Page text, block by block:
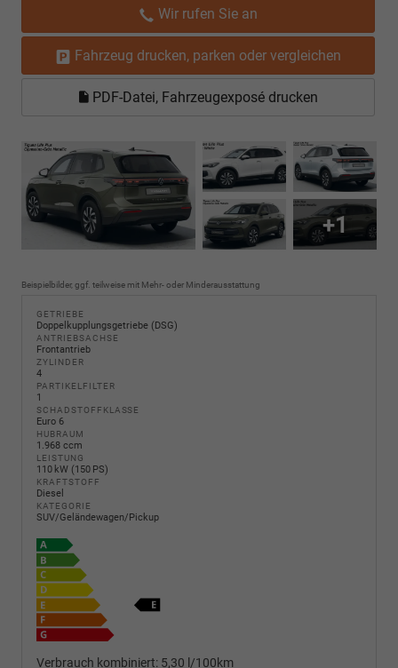
Wir rufen Sie an
Fahrzeug drucken, parken oder vergleichen
PDF-Datei, Fahrzeugexposé drucken
+1
Beispielbilder, ggf. teilweise mit Mehr- oder Minderausstattung
GETRIEBE
Doppelkupplungsgetriebe (DSG)
ANTRIEBSACHSE
Frontantrieb
ZYLINDER
4
PARTIKELFILTER
1
SCHADSTOFFKLASSE
Euro 6
HUBRAUM
1.968 ccm
LEISTUNG
110 kW (150 PS)
KRAFTSTOFF
Diesel
KATEGORIE
SUV/Geländewagen/Pickup
Verbrauch kombiniert: 5,30 l/100km